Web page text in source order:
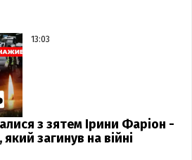
13:03
з зятем Ірини Фаріон -
загинув на війні